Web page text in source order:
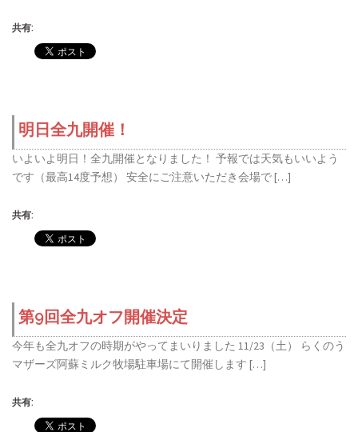
共有:
明日全九開催！
いよいよ明日！全九開催となりました！ 予報では天気もいいよう
です（最高14度予想） 安全にご注意いただき会場で […]
共有:
第9回全九オフ開催決定
今年も全九オフの時期がやってまいりました 11/23（土） らくのう
マザーズ阿蘇ミルク牧場駐車場にて開催します […]
共有: